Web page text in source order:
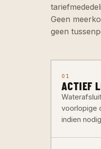
Geen
geen
01
ACTIEF
voorlopige
indien